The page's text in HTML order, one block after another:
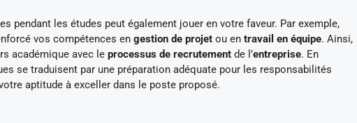
pendant les études peut également jouer en votre faveur. Par exemple,
vos compétences en gestion de projet ou en travail en équipe. Ainsi,
académique avec le processus de recrutement de l’entreprise. En
se traduisent par une préparation adéquate pour les responsabilités
aptitude à exceller dans le poste proposé.